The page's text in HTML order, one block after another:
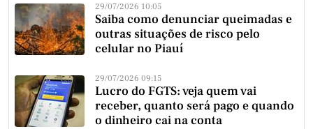
29/07/2026 10:05
Saiba como denunciar queimadas e
outras situações de risco pelo
celular no Piauí
29/07/2026 09:15
Lucro do FGTS: veja quem vai
receber, quanto será pago e quando
o dinheiro cai na conta